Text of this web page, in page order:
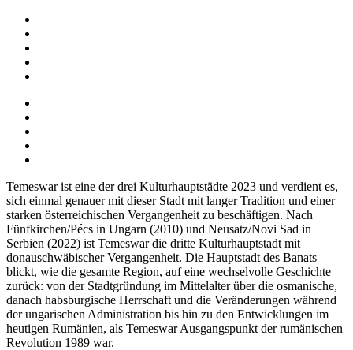
Temeswar ist eine der drei Kulturhauptstädte 2023 und verdient es,
sich einmal genauer mit dieser Stadt mit langer Tradition und einer
starken österreichischen Vergangenheit zu beschäftigen. Nach
Fünfkirchen/Pécs in Ungarn (2010) und Neusatz/Novi Sad in
Serbien (2022) ist Temeswar die dritte Kulturhauptstadt mit
donauschwäbischer Vergangenheit. Die Hauptstadt des Banats
blickt, wie die gesamte Region, auf eine wechselvolle Geschichte
zurück: von der Stadtgründung im Mittelalter über die osmanische,
danach habsburgische Herrschaft und die Veränderungen während
der ungarischen Administration bis hin zu den Entwicklungen im
heutigen Rumänien, als Temeswar Ausgangspunkt der rumänischen
Revolution 1989 war.